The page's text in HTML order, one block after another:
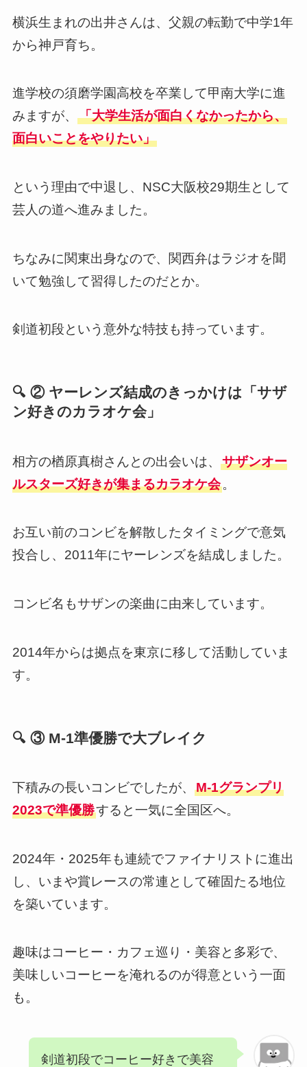
横浜生まれの出井さんは、父親の転勤で中学1年
から神戸育ち。
進学校の須磨学園高校を卒業して甲南大学に進
みますが、 「大学生活が面白くなかったから、
面白いことをやりたい」
という理由で中退し、NSC大阪校29期生として
芸人の道へ進みました。
ちなみに関東出身なので、関西弁はラジオを聞
いて勉強して習得したのだとか。
剣道初段という意外な特技も持っています。
🔍 ② ヤーレンズ結成のきっかけは「サザ
ン好きのカラオケ会」
相方の楢原真樹さんとの出会いは、 サザンオー
ルスターズ好きが集まるカラオケ会。
お互い前のコンビを解散したタイミングで意気
投合し、2011年にヤーレンズを結成しました。
コンビ名もサザンの楽曲に由来しています。
2014年からは拠点を東京に移して活動していま
す。
🔍 ③ M-1準優勝で大ブレイク
下積みの長いコンビでしたが、 M-1グランプリ
2023で準優勝すると一気に全国区へ。
2024年・2025年も連続でファイナリストに進出
し、いまや賞レースの常連として確固たる地位
を築いています。
趣味はコーヒー・カフェ巡り・美容と多彩で、
美味しいコーヒーを淹れるのが得意という一面
も。
剣道初段でコーヒー好きで美容